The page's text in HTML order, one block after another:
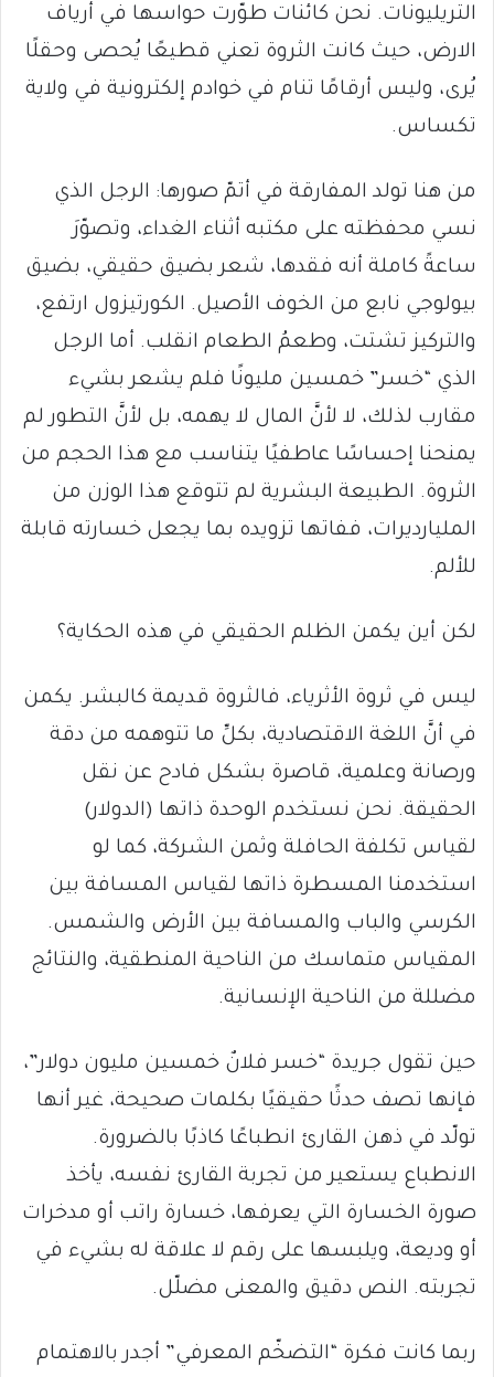
التريليونات. نحن كائنات طوّرت حواسها في أرياف
الارض، حيث كانت الثروة تعني قطيعًا يُحصى وحقلًا
يُرى، وليس أرقامًا تنام في خوادم إلكترونية في ولاية
تكساس.
من هنا تولد المفارقة في أتمّ صورها: الرجل الذي
نسي محفظته على مكتبه أثناء الغداء، وتصوّرَ
ساعةً كاملة أنه فقدها، شعر بضيق حقيقي، بضيق
بيولوجي نابع من الخوف الأصيل. الكورتيزول ارتفع،
والتركيز تشتت، وطعمُ الطعام انقلب. أما الرجل
الذي “خسر” خمسين مليونًا فلم يشعر بشيء
مقارب لذلك، لا لأنَّ المال لا يهمه، بل لأنَّ التطور لم
يمنحنا إحساسًا عاطفيًا يتناسب مع هذا الحجم من
الثروة. الطبيعة البشرية لم تتوقع هذا الوزن من
المليارديرات، ففاتها تزويده بما يجعل خسارته قابلة
للألم.
لكن أين يكمن الظلم الحقيقي في هذه الحكاية؟
ليس في ثروة الأثرياء، فالثروة قديمة كالبشر. يكمن
في أنَّ اللغة الاقتصادية، بكلِّ ما تتوهمه من دقة
ورصانة وعلمية، قاصرة بشكل فادح عن نقل
الحقيقة. نحن نستخدم الوحدة ذاتها (الدولار)
لقياس تكلفة الحافلة وثمن الشركة، كما لو
استخدمنا المسطرة ذاتها لقياس المسافة بين
الكرسي والباب والمسافة بين الأرض والشمس.
المقياس متماسك من الناحية المنطقية، والنتائج
مضللة من الناحية الإنسانية.
حين تقول جريدة “خسر فلانٌ خمسين مليون دولار”،
فإنها تصف حدثًا حقيقيًا بكلمات صحيحة، غير أنها
تولّد في ذهن القارئ انطباعًا كاذبًا بالضرورة.
الانطباع يستعير من تجربة القارئ نفسه، يأخذ
صورة الخسارة التي يعرفها، خسارة راتب أو مدخرات
أو وديعة، ويلبسها على رقم لا علاقة له بشيء في
تجربته. النص دقيق والمعنى مضلّل.
ربما كانت فكرة “التضخّم المعرفي” أجدر بالاهتمام